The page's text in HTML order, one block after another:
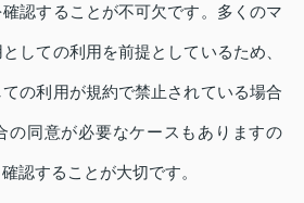
認することが不可欠です。多くのマ
しての利用を前提としているため、
の利用が規約で禁止されている場合
の同意が必要なケースもありますの
認することが大切です。